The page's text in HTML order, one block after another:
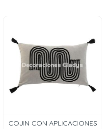
COJIN CON APLICACIONES